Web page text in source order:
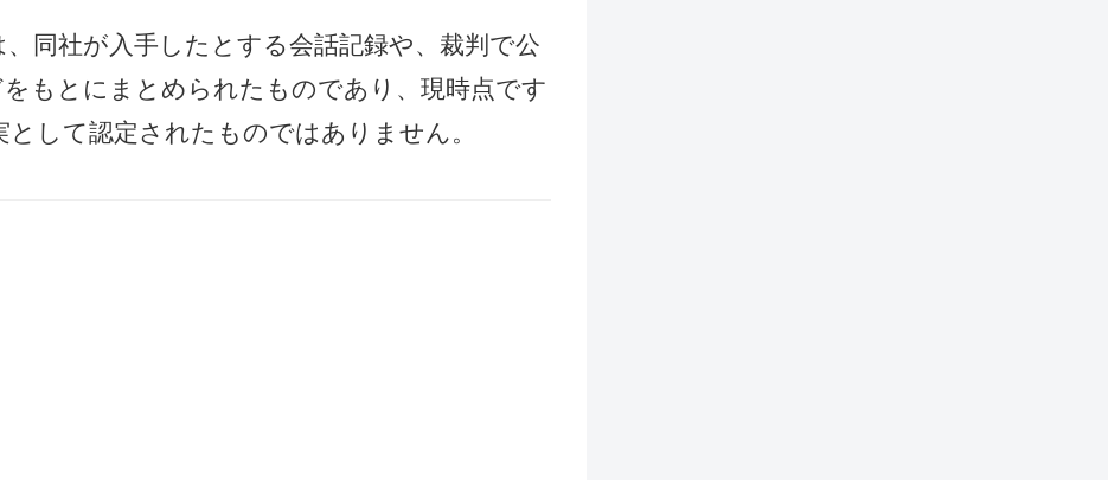
同社が入手したとする会話記録や、裁判で公
もとにまとめられたものであり、現時点です
して認定されたものではありません。